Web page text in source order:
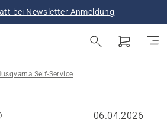
bei Newsletter Anmeldung
Self-Service
06.04.2026